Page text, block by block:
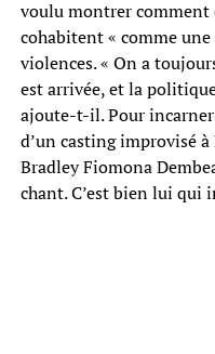
voulu montrer comment
cohabitent « comme
violences. « On a
est arrivée, et la
ajoute-t-il. Pour
d’un casting improvisé
Bradley Fiomona
chant. C’est bien lui qui